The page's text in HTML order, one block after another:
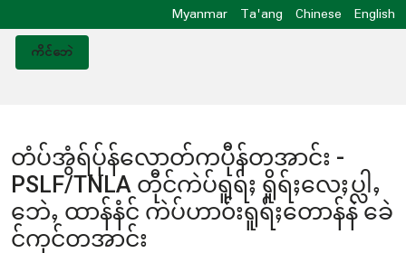
Myanmar Ta'ang Chinese
English
ကိင်ဘေဲ
တံပ်အွံရ်ပ်ုန်လောတ်ကပီုန်တအာင်း -
PSLF/TNLA တီုင်ကဲပ်ရူရ်ႈ ရိူရ်ႈလေႈပ္လါႇ
ဘေဲႇ ထာန်နံင် ကဲပ်ဟာ၀်းရူရ်ႈတောန်နဲ ခေဲ
င်ကုင်တအာင်း